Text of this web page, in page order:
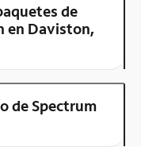
de
en Daviston,
de Spectrum